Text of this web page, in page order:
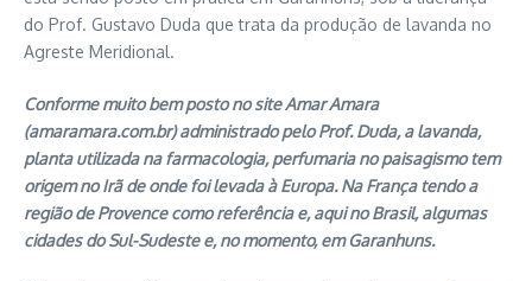
do Prof. Gustavo Duda que trata da produção de lavanda no
Agreste Meridional.
Conforme muito bem posto no site Amar Amara
(amaramara.com.br) administrado pelo Prof. Duda, a lavanda,
planta utilizada na farmacologia, perfumaria no paisagismo tem
origem no Irã de onde foi levada à Europa. Na França tendo a
região de Provence como referência e, aqui no Brasil, algumas
cidades do Sul-Sudeste e, no momento, em Garanhuns.